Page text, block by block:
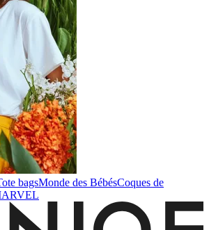
bagsMonde des BébésCoques de